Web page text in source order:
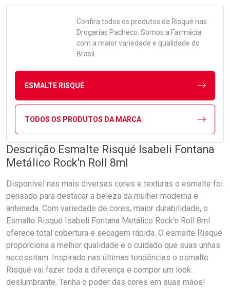
Confira todos os produtos da Risqué nas
Drogarias Pacheco. Somos a Farmácia
com a maior variedade e qualidade do
Brasil.
ESMALTE RISQUÉ
TODOS OS PRODUTOS DA MARCA
Descrição Esmalte Risqué Isabeli Fontana
Metálico Rock'n Roll 8ml
Disponível nas mais diversas cores e texturas o esmalte foi
pensado para destacar a beleza da mulher moderna e
antenada. Com variedade de cores, maior durabilidade, o
Esmalte Risqué Isabeli Fontana Metálico Rock'n Roll 8ml
oferece total cobertura e secagem rápida. O esmalte Risqué
proporciona a melhor qualidade e o cuidado que suas unhas
necessitam. Inspirado nas últimas tendências o esmalte
Risqué vai fazer toda a diferença e compor um look
deslumbrante. Tenha o poder das cores em suas mãos!